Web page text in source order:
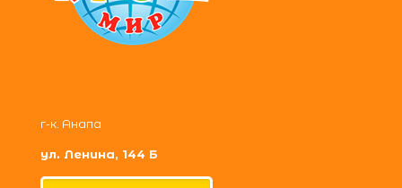
г-к. Анапа
ул. Ленина, 144 Б